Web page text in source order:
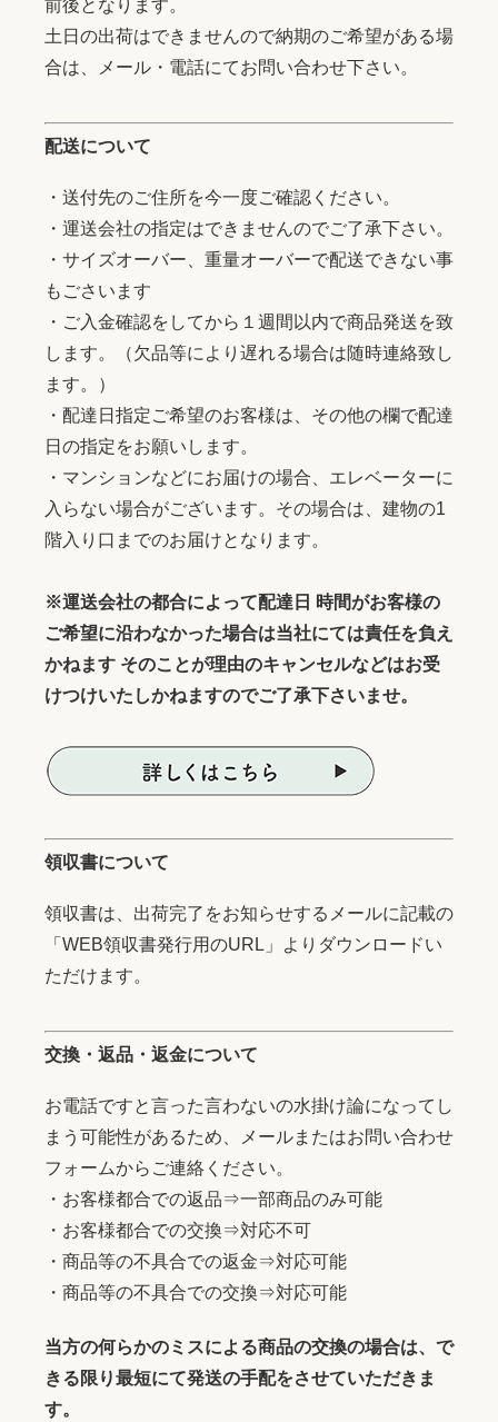
前後となります。
土日の出荷はできませんので納期のご希望がある場
合は、メール・電話にてお問い合わせ下さい。
配送について
・送付先のご住所を今一度ご確認ください。
・運送会社の指定はできませんのでご了承下さい。
・サイズオーバー、重量オーバーで配送できない事
もごさいます
・ご入金確認をしてから１週間以内で商品発送を致
します。（欠品等により遅れる場合は随時連絡致し
ます。）
・配達日指定ご希望のお客様は、その他の欄で配達
日の指定をお願いします。
・マンションなどにお届けの場合、エレベーターに
入らない場合がございます。その場合は、建物の1
階入り口までのお届けとなります。
※運送会社の都合によって配達日 時間がお客様の
ご希望に沿わなかった場合は当社にては責任を負え
かねます そのことが理由のキャンセルなどはお受
けつけいたしかねますのでご了承下さいませ。
領収書について
領収書は、出荷完了をお知らせするメールに記載の
「WEB領収書発行用のURL」よりダウンロードい
ただけます。
交換・返品・返金について
お電話ですと言った言わないの水掛け論になってし
まう可能性があるため、メールまたはお問い合わせ
フォームからご連絡ください。
・お客様都合での返品⇒一部商品のみ可能
・お客様都合での交換⇒対応不可
・商品等の不具合での返金⇒対応可能
・商品等の不具合での交換⇒対応可能
当方の何らかのミスによる商品の交換の場合は、で
きる限り最短にて発送の手配をさせていただきま
す。